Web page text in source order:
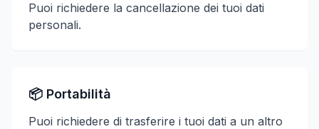
Puoi richiedere la cancellazione dei tuoi dati
personali.
📦 Portabilità
Puoi richiedere di trasferire i tuoi dati a un altro